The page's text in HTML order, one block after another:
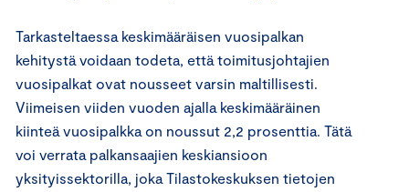
Tarkasteltaessa keskimääräisen vuosipalkan
kehitystä voidaan todeta, että toimitusjohtajien
vuosipalkat ovat nousseet varsin maltillisesti.
Viimeisen viiden vuoden ajalla keskimääräinen
kiinteä vuosipalkka on noussut 2,2 prosenttia. Tätä
voi verrata palkansaajien keskiansioon
yksityissektorilla, joka Tilastokeskuksen tietojen